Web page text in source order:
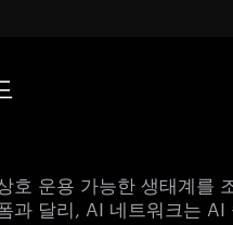
운용 가능한 생태계를
과 달리, AI 네트워크는